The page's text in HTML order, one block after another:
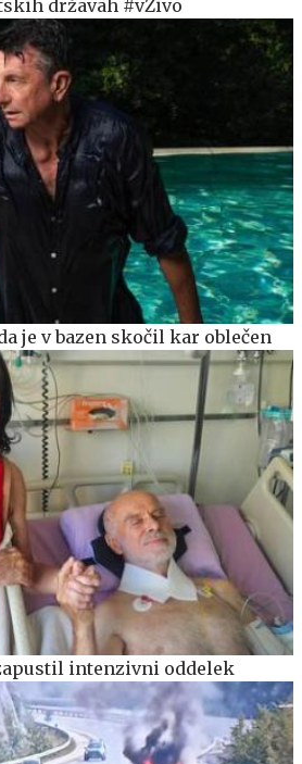
državah #vŽivo
je v bazen skočil kar oblečen
intenzivni oddelek